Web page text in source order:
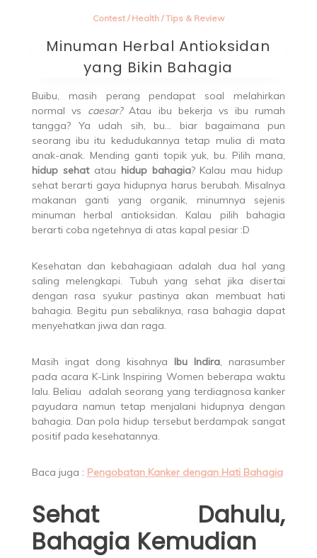
Contest/ Health/Tips & Review
Minuman Herbal Antioksidan
yang Bikin Bahagia
Buibu, masih perang pendapat soal melahirkan
normal vs caesar?Atau ibu bekerja vs ibu rumah
tangga? Ya udah sih, bu… biar bagaimana pun
seorang ibu itu kedudukannya tetap mulia di mata
anak-anak. Mending ganti topik yuk, bu. Pilih mana,
hidup sehatatau hidup bahagia? Kalau mau hidup
sehat berarti gaya hidupnya harus berubah. Misalnya
makanan ganti yang organik, minumnya sejenis
minuman herbal antioksidan. Kalau pilih bahagia
berarti coba ngetehnya di atas kapal pesiar :D
Kesehatan dan kebahagiaan adalah dua hal yang
saling melengkapi. Tubuh yang sehat jika disertai
dengan rasa syukur pastinya akan membuat hati
bahagia. Begitu pun sebaliknya, rasa bahagia dapat
menyehatkan jiwa dan raga.
Masih ingat dong kisahnya Ibu Indira, narasumber
pada acara K-Link Inspiring Women beberapa waktu
lalu. Beliau adalah seorang yang terdiagnosa kanker
payudara namun tetap menjalani hidupnya dengan
bahagia. Dan pola hidup tersebut berdampak sangat
positif pada kesehatannya.
Baca juga : Pengobatan Kanker dengan Hati Bahagia
Sehat Dahulu,
Bahagia Kemudian